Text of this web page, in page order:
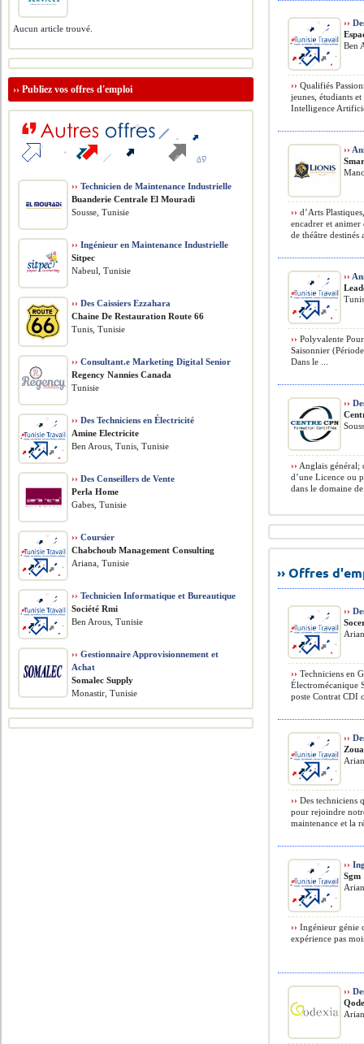
››
Ben
›› Qualifiés
jeunes, étudiants
Intelligence
››
›› d’Arts
encadrer et animer
de théâtre destinés
››
›› Polyvalente
Saisonnier
Dans le ...
››
›› Anglais général;
d’une Licence ou
dans le domaine
›› Offres
››
›› Techniciens en
Électromécanique
poste Contrat CDI
››
›› Des techniciens
pour rejoindre
maintenance et la
››
Sgm
›› Ingénieur génie
expérience pas
››
Aucun article trouvé.
››Publiez vos offres d'emploi
›› Technicien de Maintenance Industrielle
Buanderie Centrale El Mouradi
Sousse, Tunisie
›› Ingénieur en Maintenance Industrielle
Sitpec
Nabeul, Tunisie
›› Des Caissiers Ezzahara
Chaine De Restauration Route 66
Tunis, Tunisie
›› Consultant.e Marketing Digital Senior
Regency Nannies Canada
Tunisie
›› Des Techniciens en Électricité
Amine Electricite
Ben Arous, Tunis, Tunisie
›› Des Conseillers de Vente
Perla Home
Gabes, Tunisie
›› Coursier
Chabchoub Management Consulting
Ariana, Tunisie
›› Technicien Informatique et Bureautique
Société Rmi
Ben Arous, Tunisie
›› Gestionnaire Approvisionnement et
Achat
Somalec Supply
Monastir, Tunisie